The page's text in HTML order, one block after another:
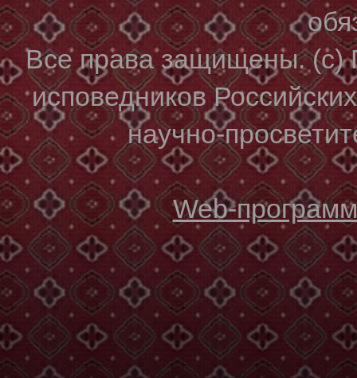
Все права защищены. (с)
исповедников
научно-
Web-